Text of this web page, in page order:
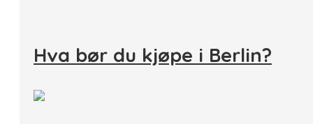
Hva bør du kjøpe i Berlin?